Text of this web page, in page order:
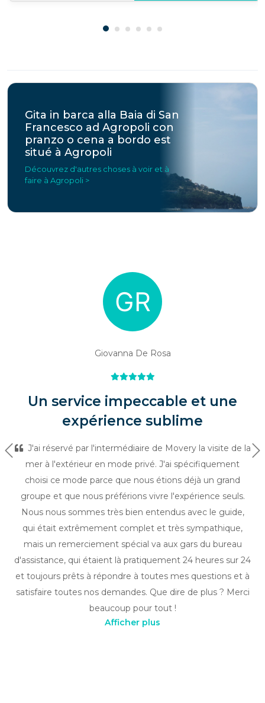
Gita in barca alla Baia di San
Francesco ad Agropoli con
pranzo o cena a bordo est
situé à Agropoli
Découvrez d'autres choses à voir et à
faire à Agropoli >
Giovanna De Rosa
Un service impeccable et une
expérience sublime
J'ai réservé par l'intermédiaire de Movery la visite de la
mer à l'extérieur en mode privé. J'ai spécifiquement
choisi ce mode parce que nous étions déjà un grand
groupe et que nous préférions vivre l'expérience seuls.
Nous nous sommes très bien entendus avec le guide,
qui était extrêmement complet et très sympathique,
mais un remerciement spécial va aux gars du bureau
d'assistance, qui étaient là pratiquement 24 heures sur 24
et toujours prêts à répondre à toutes mes questions et à
satisfaire toutes nos demandes. Que dire de plus ? Merci
beaucoup pour tout !
Précédent
Afficher plus